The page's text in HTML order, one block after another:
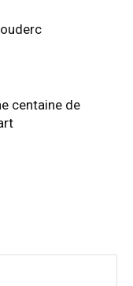
centaine de